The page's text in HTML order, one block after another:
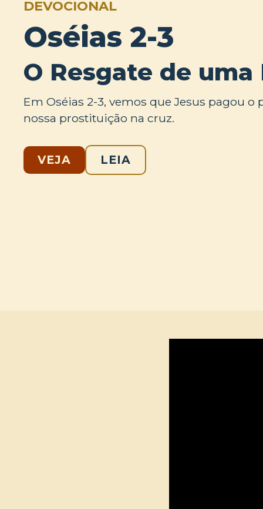
DEVOCIONAL
Oséias 2-3
O Resgate de
Em Oséias 2-3, vemos que Jesus pagou
nossa prostituição na cruz.
VEJA LEIA